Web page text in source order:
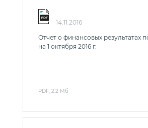
14.11.2016
Отчет о финансовых результатах
на 1 октября 2016 г.
PDF, 2.2 Мб